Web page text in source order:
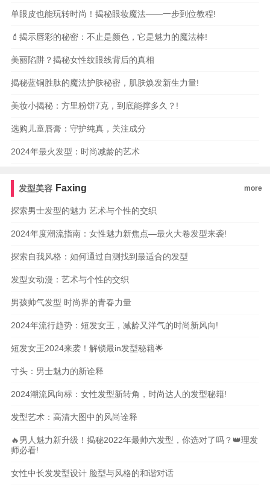
单眼皮也能玩转时尚！揭秘眼妆魔法——一步到位教程!
💄揭示唇彩的秘密：不止是颜色，它是魅力的魔法棒!
美丽陷阱？揭秘女性纹眼线背后的真相
揭秘蓝铜胜肽的魔法护肤秘密，肌肤焕发新生力量!
美妆小揭秘：方里粉饼7克，到底能撑多久？!
选购儿童唇膏：守护纯真，关注成分
2024年最火发型：时尚减龄的艺术
发型美容 Faxing more
探索男士发型的魅力 艺术与个性的交织
2024年度潮流指南：女性魅力新焦点—最火大卷发型来袭!
探索自我风格：如何通过自测找到最适合的发型
发型女动漫：艺术与个性的交织
男孩帅气发型 时尚界的青春力量
2024年流行趋势：短发女王，减龄又洋气的时尚新风向!
短发女王2024来袭！解锁最in发型秘籍🌟
寸头：男士魅力的新诠释
2024潮流风向标：女性发型新转角，时尚达人的发型秘籍!
发型艺术：高清大图中的风尚诠释
🔥男人魅力新升级！揭秘2022年最帅六发型，你选对了吗？👑理发
师必看!
女性中长发发型设计 脸型与风格的和谐对话